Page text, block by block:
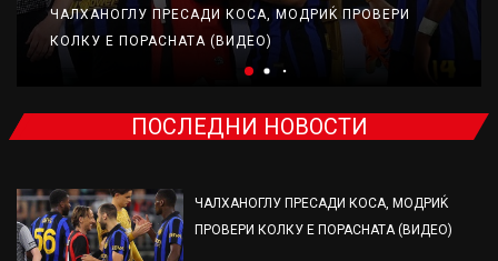
ЧАЛХАНОГЛУ ПРЕСАДИ КОСА, МОДРИЌ ПРОВЕРИ
КОЛКУ Е ПОРАСНАТА (ВИДЕО)
ПОСЛЕДНИ НОВОСТИ
ЧАЛХАНОГЛУ ПРЕСАДИ КОСА, МОДРИЌ
ПРОВЕРИ КОЛКУ Е ПОРАСНАТА (ВИДЕО)